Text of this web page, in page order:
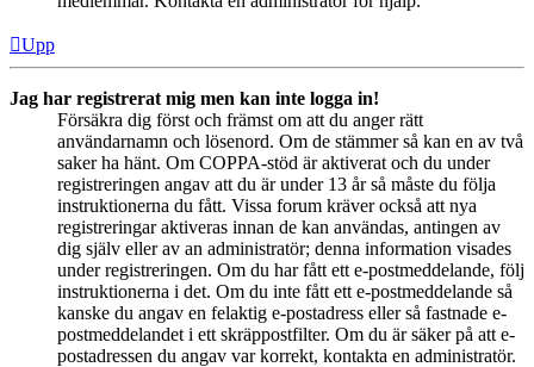
Upp
Jag har registrerat mig men kan inte logga in!
Försäkra dig först och främst om att du anger rätt
användarnamn och lösenord. Om de stämmer så kan en av två
saker ha hänt. Om COPPA-stöd är aktiverat och du under
registreringen angav att du är under 13 år så måste du följa
instruktionerna du fått. Vissa forum kräver också att nya
registreringar aktiveras innan de kan användas, antingen av
dig själv eller av an administratör; denna information visades
under registreringen. Om du har fått ett e-postmeddelande, följ
instruktionerna i det. Om du inte fått ett e-postmeddelande så
kanske du angav en felaktig e-postadress eller så fastnade e-
postmeddelandet i ett skräppostfilter. Om du är säker på att e-
postadressen du angav var korrekt, kontakta en administratör.